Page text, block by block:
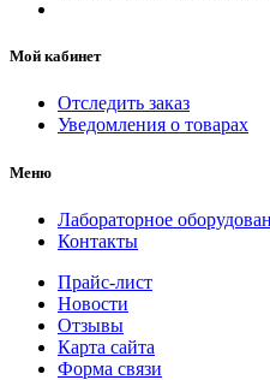
Мой кабинет
Отследить заказ
Уведомления о товарах
Меню
Лабораторное
Контакты
Прайс-лист
Новости
Отзывы
Карта сайта
Форма связи